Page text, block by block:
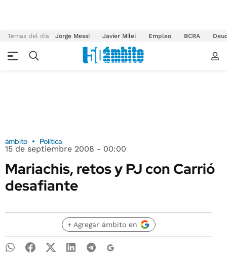
Temas del día Jorge Messi Javier Milei Empleo BCRA
ámbito Política
15 de septiembre 2008 - 00:00
Mariachis, retos y PJ con Carrió
desafiante
+ Agregar ámbito en